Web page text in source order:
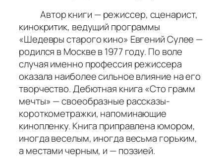
Автор книги — режиссер, сценарист,
кинокритик, ведущий программы
«Шедевры старого кино» Евгений Сулее —
родился в Москве в 1977 году. По воле
случая именно профессия режиссера
оказала наиболее сильное влияние на его
творчество. Дебютная книга «Сто грамм
мечты» — своеобразные рассказы-
короткометражки, напоминающие
кинопленку. Книга приправлена юмором,
иногда веселым, иногда весьма горьким,
а местами черным, и — поэзией.